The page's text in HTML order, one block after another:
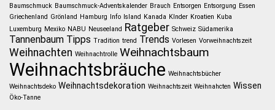
Baumschmuck Baumschmuck-Adventskalender Brauch Entsorgen Entsorgung Essen
Griechenland Grönland Hamburg Info Island Kanada KInder Kroatien Kuba
Luxemburg Mexiko NABU Neuseeland Ratgeber Schweiz Südamerika
Tannenbaum Tipps Tradition trend Trends Vorlesen Vorweihnachtszeit
Weihnachten Weihnachtrolle Weihnachtsbaum
Weihnachtsbräuche Weihnachtsbücher
Weihnachtsdeko Weihnachtsdekoration Weihnachtszeit Weihnahcten Wissen
Öko-Tanne